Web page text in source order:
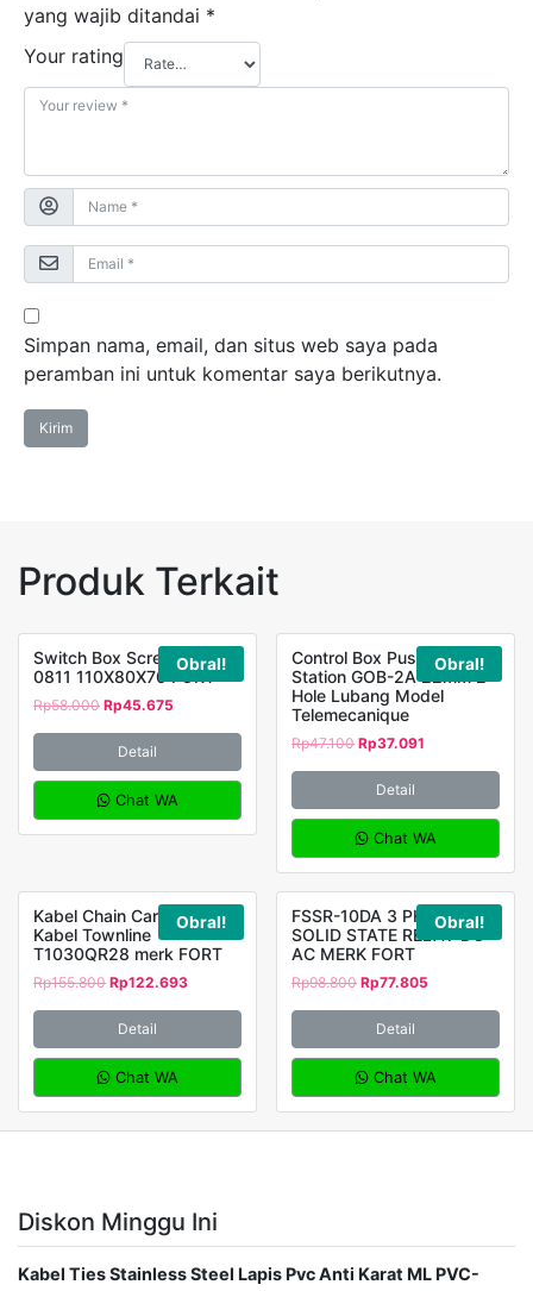
yang wajib ditandai *
Your rating
Simpan nama, email, dan situs web saya pada
peramban ini untuk komentar saya berikutnya.
Produk Terkait
Obral!
Switch Box Screw DS-AG-
0811 110X80X70 FORT
Rp58.000 Rp45.675
Detail
Chat WA
Obral!
Control Box Push Button
Station GOB-2A 22mm 2
Hole Lubang Model
Telemecanique
Rp47.100 Rp37.091
Detail
Chat WA
Obral!
Kabel Chain Carier Drag
Kabel Townline
T1030QR28 merk FORT
Rp155.800 Rp122.693
Detail
Chat WA
Obral!
FSSR-10DA 3 PHASE
SOLID STATE RELAY DC-
AC MERK FORT
Rp98.800 Rp77.805
Detail
Chat WA
Diskon Minggu Ini
Kabel Ties Stainless Steel Lapis Pvc Anti Karat ML PVC-